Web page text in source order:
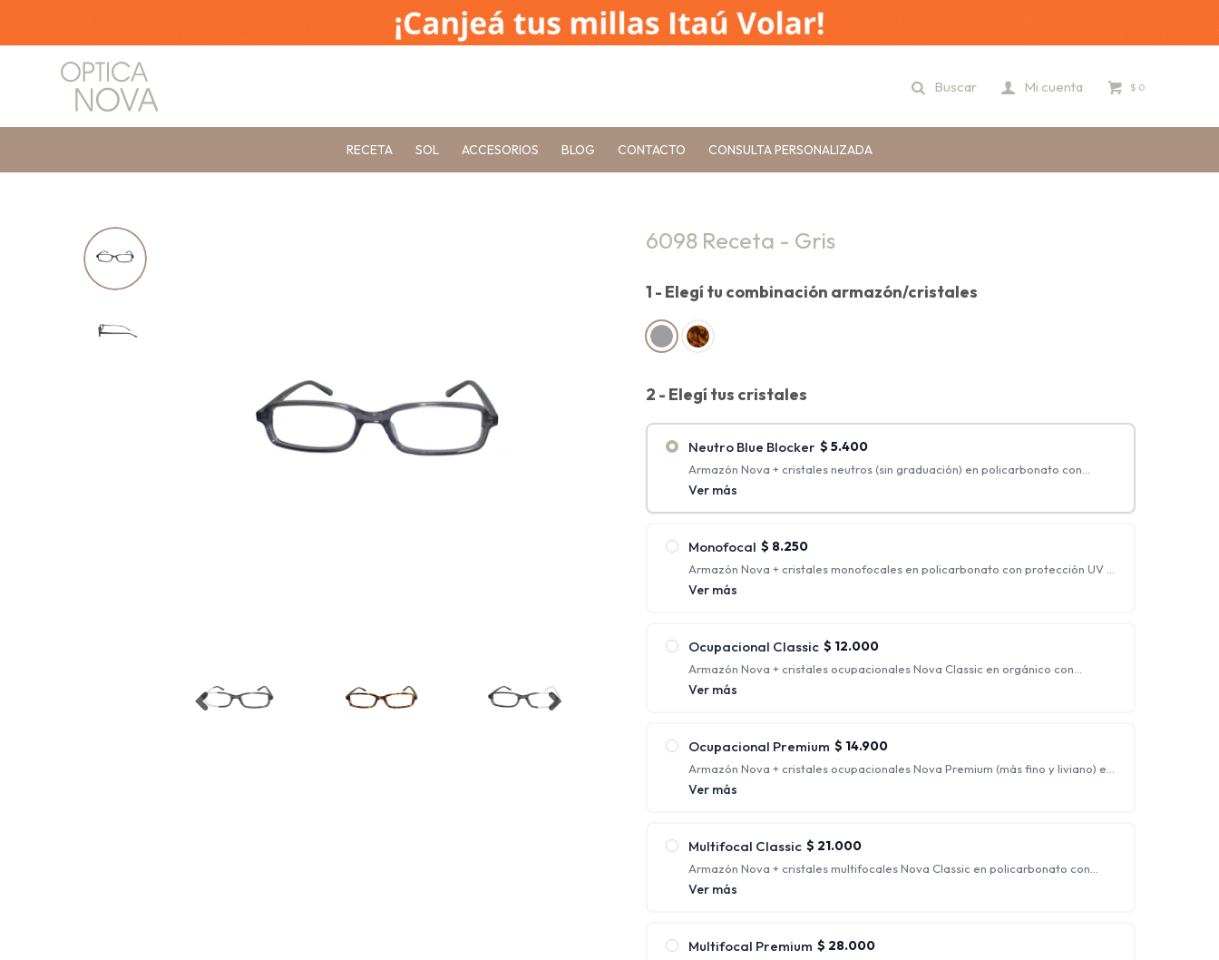
RECETA SOL ACCESORIOS BLOG CONTACTO CONSULTA PERSONALIZADA
$ 0
6098 Receta - Gris
1 - Elegí tu combinación armazón/cristales
2 - Elegí tus cristales
Neutro Blue Blocker $ 5.400
Armazón Nova + cristales neutros (sin graduación) en policarbonato con
antirreflejo + Blue Blocker.
Ver más
Monofocal $ 8.250
Armazón Nova + cristales monofocales en policarbonato con protección UV y
antirreflejo. (Rango de graduaciones incluidas: hasta esférico 4.00 y cilíndrico
Ver más
Ocupacional Classic $ 12.000
Armazón Nova + cristales ocupacionales Nova Classic en orgánico con
protección UV y antirreflejo.
Ver más
Ocupacional Premium $ 14.900
Armazón Nova + cristales ocupacionales Nova Premium (más fino y liviano) en
policarbonato con protección UV y antirreflejo + Blue Blocker.
Ver más
Multifocal Classic $ 21.000
Armazón Nova + cristales multifocales Nova Classic en policarbonato con
protección UV y antirreflejo.
Ver más
Multifocal Premium $ 28.000